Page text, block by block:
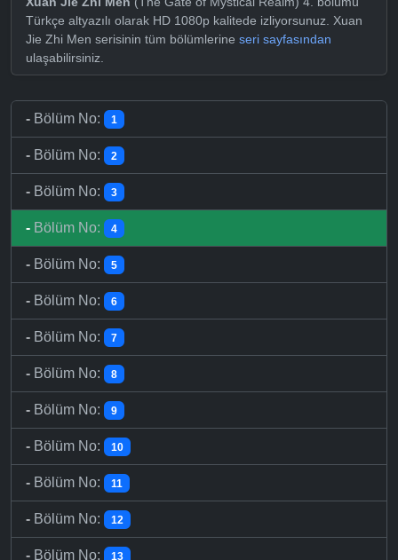
Türkçe altyazılı olarak HD 1080p kalitede izliyorsunuz. Xuan
Jie Zhi Men serisinin tüm bölümlerine seri sayfasından
ulaşabilirsiniz.
- Bölüm No: 1
- Bölüm No: 2
- Bölüm No: 3
- Bölüm No: 4
- Bölüm No: 5
- Bölüm No: 6
- Bölüm No: 7
- Bölüm No: 8
- Bölüm No: 9
- Bölüm No: 10
- Bölüm No: 11
- Bölüm No: 12
- Bölüm No: 13